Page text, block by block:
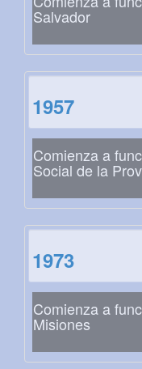
Salvador
1957
Comienza a
Social de la
1973
Comienza a
Misiones